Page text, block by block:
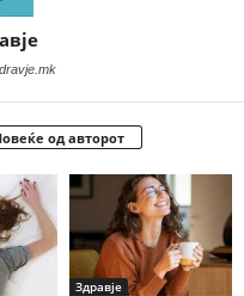
од авторот
Здравје